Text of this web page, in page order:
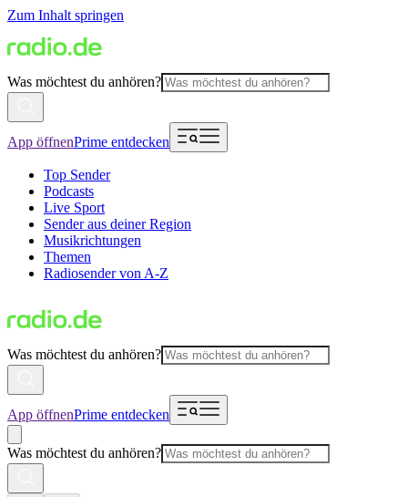
Zum Inhalt springen
Was möchtest du anhören?
App öffnenPrime entdecken
Top Sender
Podcasts
Live Sport
Sender aus deiner Region
Musikrichtungen
Themen
Radiosender von A-Z
Was möchtest du anhören?
App öffnenPrime entdecken
Was möchtest du anhören?